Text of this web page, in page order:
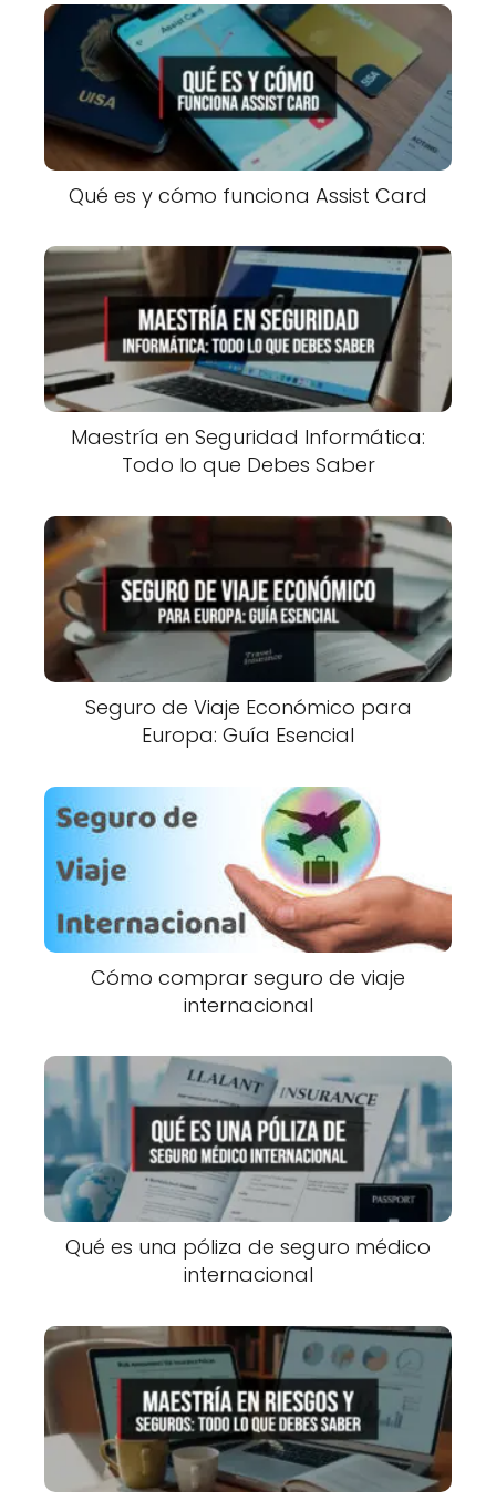
Qué es y cómo funciona Assist Card
Maestría en Seguridad Informática:
Todo lo que Debes Saber
Seguro de Viaje Económico para
Europa: Guía Esencial
Cómo comprar seguro de viaje
internacional
Qué es una póliza de seguro médico
internacional